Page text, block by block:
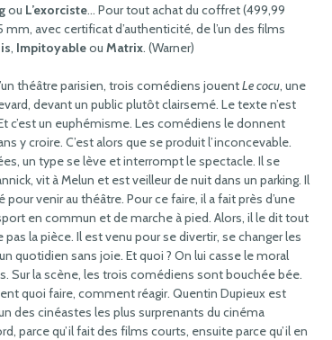
ou L’exorciste… Pour tout achat du coffret (499,99
avec certificat d’authenticité, de l’un des films
, Impitoyableou Matrix. (Warner)
théâtre parisien, trois comédiens jouentLe cocu, une
devant un public plutôt clairsemé. Le texte n’est
c’est un euphémisme. Les comédiens le donnent
y croire. C’est alors que se produit l’inconcevable.
un type se lève et interrompt le spectacle. Il se
vit à Melun et est veilleur de nuit dans un parking. Il
pour venir au théâtre. Pour ce faire, il a fait près d’une
en commun et de marche à pied. Alors, il le dit tout
pas la pièce. Il est venu pour se divertir, se changer les
quotidien sans joie. Et quoi ? On lui casse le moral
Sur la scène, les trois comédiens sont bouchée bée.
quoi faire, comment réagir. Quentin Dupieux est
des cinéastes les plus surprenants du cinéma
parce qu’il fait des films courts, ensuite parce qu’il en